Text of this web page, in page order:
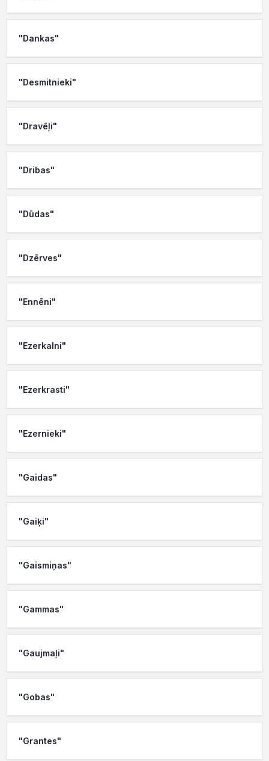
"Dankas"
"Desmitnieki"
"Dravēļi"
"Dribas"
"Dūdas"
"Dzērves"
"Ennēni"
"Ezerkalni"
"Ezerkrasti"
"Ezernieki"
"Gaidas"
"Gaiķi"
"Gaismiņas"
"Gammas"
"Gaujmaļi"
"Gobas"
"Grantes"